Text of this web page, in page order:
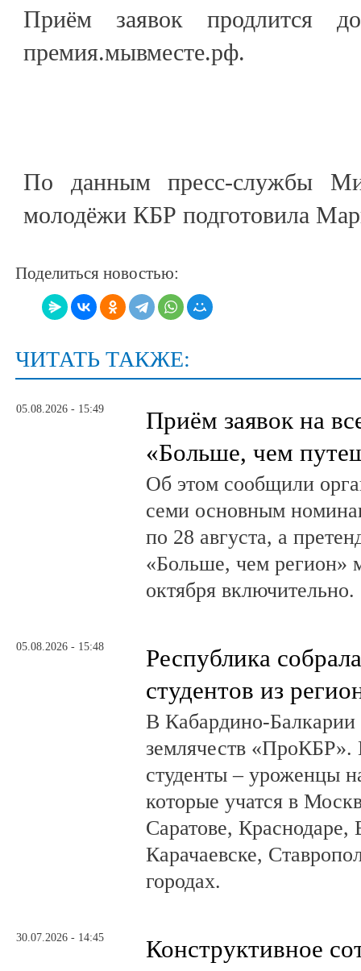
Приём заявок продлится
премия.мывместе.рф.
По данным пресс-службы
молодёжи КБР подготовила
Поделиться новостью:
ЧИТАТЬ ТАКЖЕ:
05.08.2026 - 15:49
Приём заявок на
«Больше, чем
Об этом сообщили
семи основным
по 28 августа, а
«Больше, чем регион»
октября включительно.
05.08.2026 - 15:48
Республика
студентов из
В Кабардино-
землячеств «ПроКБР».
студенты – уроженцы
которые учатся в
Саратове, Краснодаре,
Карачаевске,
городах.
30.07.2026 - 14:45
Конструктивное